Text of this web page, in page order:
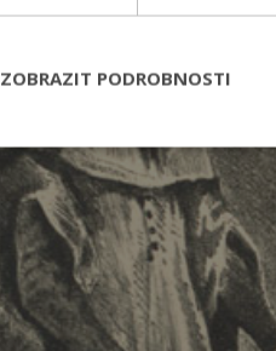
ZOBRAZIT PODROBNOSTI